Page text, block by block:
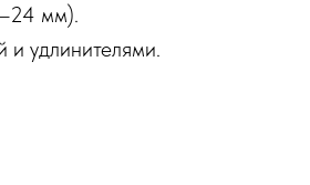
мм).
удлинителями.